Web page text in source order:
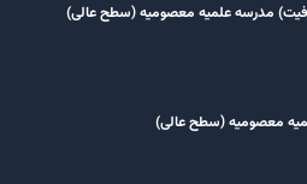
مدرسه علمیه معصومیه‌ (سطح عالی)
معصومیه‌ (سطح عالی)